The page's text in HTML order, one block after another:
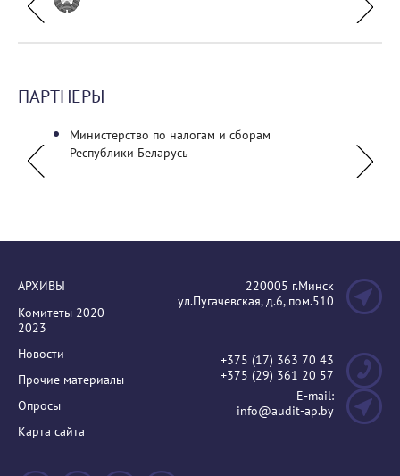
ПАРТНЕРЫ
Министерство по налогам и сборам
Республики Беларусь
АРХИВЫ
Комитеты 2020-
2023
Новости
Прочие материалы
Опросы
Карта сайта
220005 г.Минск
ул.Пугачевская, д.6, пом.510
+375 (17) 363 70 43
+375 (29) 361 20 57
E-mail:
info@audit-ap.by